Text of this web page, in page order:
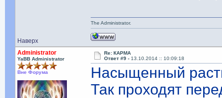
Наверх
The Administrator.
Administrator
YaBB Administrator
Вне Форума
Re: КАРМА
Ответ #9 - 13.10.2014 :: 10:09:18
Насыщенный
Так проходят